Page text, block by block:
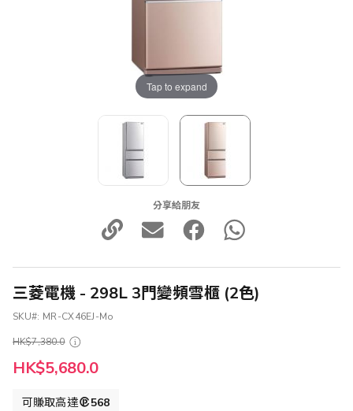
Tap to expand
分享給朋友
三菱電機 - 298L 3門變頻雪櫃 (2色)
SKU
MR-CX46EJ-Mo
HK$7,380.0
HK$5,680.0
可賺取高達 568